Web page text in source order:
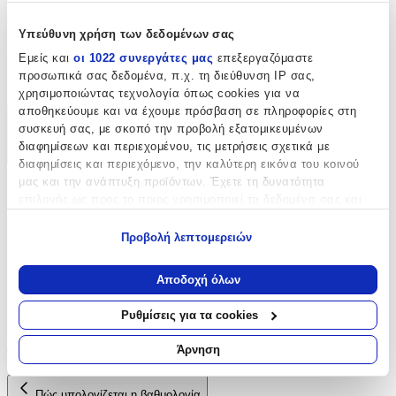
Υπεύθυνη χρήση των δεδομένων σας
Εμείς και οι 1022 συνεργάτες μας επεξεργαζόμαστε
προσωπικά σας δεδομένα, π.χ. τη διεύθυνση IP σας,
χρησιμοποιώντας τεχνολογία όπως cookies για να
αποθηκεύουμε και να έχουμε πρόσβαση σε πληροφορίες στη
συσκευή σας, με σκοπό την προβολή εξατομικευμένων
διαφημίσεων και περιεχομένου, τις μετρήσεις σχετικά με
διαφημίσεις και περιεχόμενο, την καλύτερη εικόνα του κοινού
μας και την ανάπτυξη προϊόντων. Έχετε τη δυνατότητα
Να συλλέξουμε πληροφορίες σχετικά με τη γεωγραφική
σας τοποθεσία, οι οποίες μπορεί να είναι ακριβείς σε
απόσταση μερικών μέτρων
Να αναγνωρίσουμε τη συσκευή σας σαρώνοντας ενεργά
για συγκεκριμένα χαρακτηριστικά (δακτυλικό αποτύπωμα)
Μάθετε περισσότερα σχετικά με τον τρόπο επεξεργασίας των
προσωπικών σας δεδομένων και καθορίστε τις προτιμήσεις σας
Προβολή λεπτομερειών
Αποδοχή όλων
Ρυθμίσεις για τα cookies
Άρνηση
Είδος
:
Φερμουάρ
Χαρακτηριστικά
Χαρακτηριστικά
Φερμουάρ
Αξιολογήσεις
Προς το παρόν δεν υπάρχουν άλλες αξιολογήσεις. Όταν
προστεθούν, θα εμφανιστούν εδώ.